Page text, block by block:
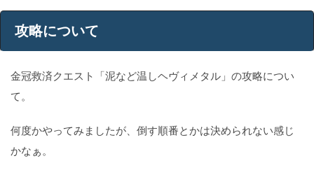
攻略について
金冠救済クエスト「泥など温しヘヴィメタル」の攻略につい
て。
何度かやってみましたが、倒す順番とかは決められない感じ
かなぁ。